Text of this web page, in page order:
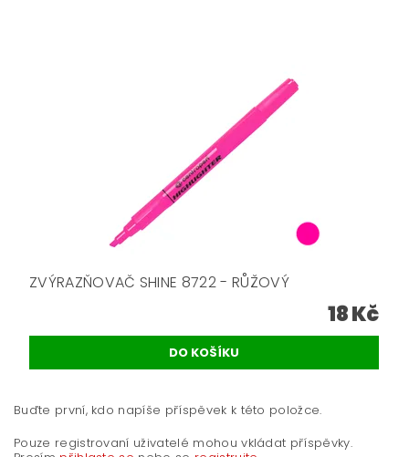
ZVÝRAZŇOVAČ SHINE 8722 - RŮŽOVÝ
18 Kč
Buďte první, kdo napíše příspěvek k této položce.
Pouze registrovaní uživatelé mohou vkládat příspěvky.